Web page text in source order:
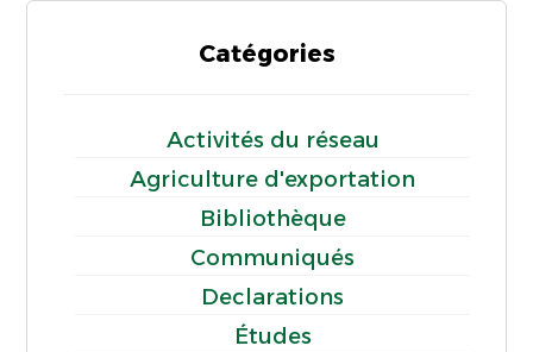
Catégories
Activités du réseau
Agriculture d'exportation
Bibliothèque
Communiqués
Declarations
Études